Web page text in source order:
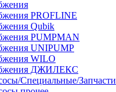
PROFLINE
Qubik
PUMPMAN
UNIPUMP
WILO
ДЖИЛЕКС
Специальные/Запчасти